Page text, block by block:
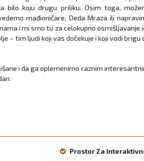
bilo koju drugu priliku. Osim toga,
mađioničare, Deda Mraza ili
i mi smo tu za celokupno osmišljavanje
– tim ljudi koji vas dočekuje i koji vodi brigu
i da ga oplemenimo raznim
Prostor Za